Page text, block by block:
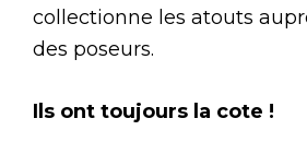
collectionne les atouts
des poseurs.
Ils ont toujours la cote !